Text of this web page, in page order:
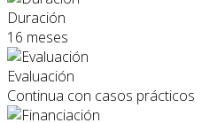
Duración
16 meses
Evaluación
Continua con casos prácticos